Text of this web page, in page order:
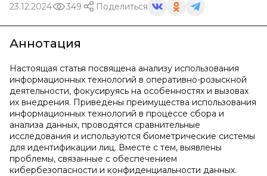
23.12.2024 349 Поделиться
Аннотация
Настоящая статья посвящена анализу использования
информационных технологий в оперативно-розыскной
деятельности, фокусируясь на особенностях и вызовах
их внедрения. Приведены преимущества использования
информационных технологий в процессе сбора и
анализа данных, проводятся сравнительные
исследования и используются биометрические системы
для идентификации лиц. Вместе с тем, выявлены
проблемы, связанные с обеспечением
кибербезопасности и конфиденциальности данных.